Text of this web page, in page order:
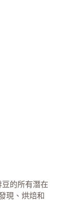
的所有潛在
現、烘焙和